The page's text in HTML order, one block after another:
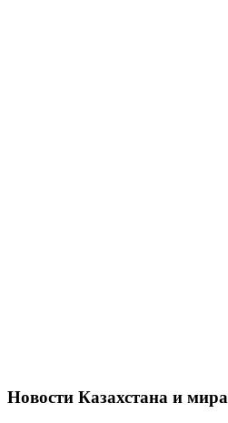
Новости Казахстана и мира